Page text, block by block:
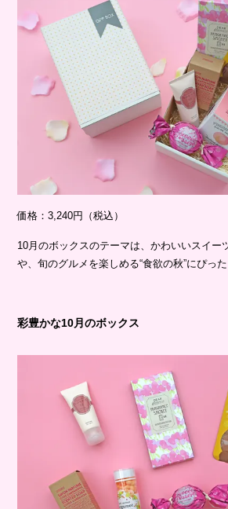
価格：3,240円（税込）
10月のボックスのテーマは、かわいいスイー
や、旬のグルメを楽しめる“食欲の秋”にぴっ
彩豊かな10月のボックス